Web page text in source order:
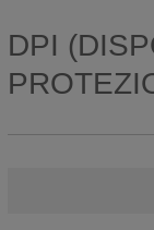
DPI